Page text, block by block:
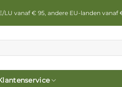
vanaf € 95, andere EU-landen vanaf